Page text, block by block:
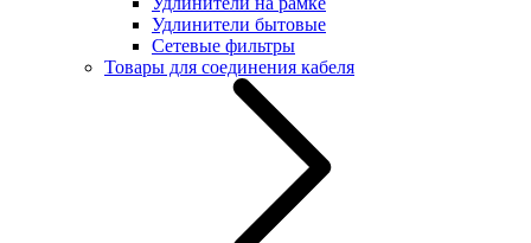
Удлинители бытовые
Сетевые фильтры
Товары для соединения кабеля